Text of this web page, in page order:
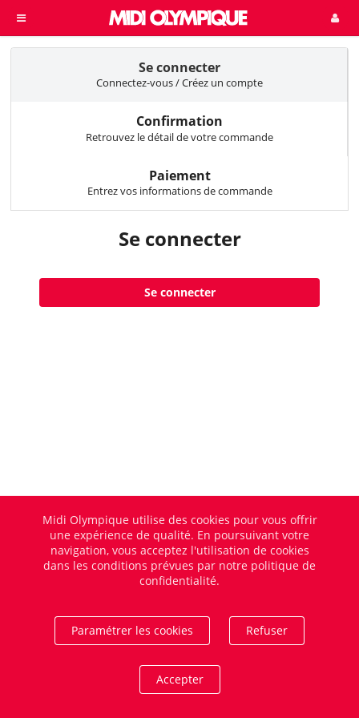
Se connecter
Connectez-vous / Créez un compte
Confirmation
Retrouvez le détail de votre commande
Paiement
Entrez vos informations de commande
Se connecter
Se connecter
Midi Olympique utilise des cookies pour vous offrir
une expérience de qualité. En poursuivant votre
navigation, vous acceptez l'utilisation de cookies
dans les conditions prévues par notre politique de
confidentialité.
Paramétrer les cookies Refuser
Accepter